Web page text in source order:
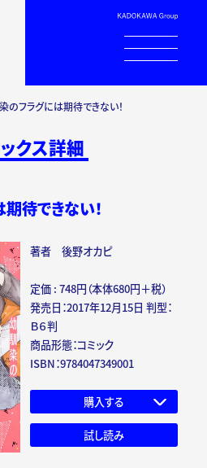
のフラグには期待できない！
クス詳細
待できない！
著者 後野オカピ
定価 : 748円（本体680円＋税）
発売日：2017年12月15日 判型：
Ｂ６判
商品形態：コミック
ISBN：9784047349001
購入する
試し読み